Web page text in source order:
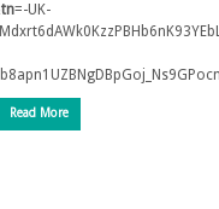
tn=-UK-
Read More